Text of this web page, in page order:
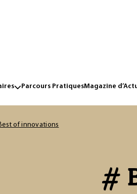
Parcours PratiquesMagazine
of innovations
#